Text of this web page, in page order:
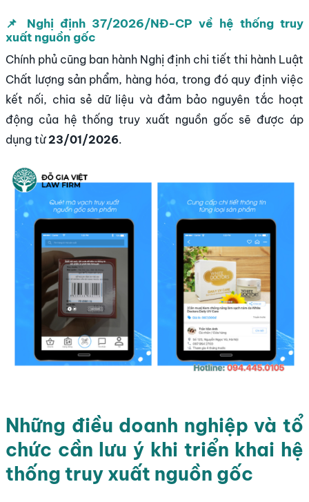
📌 Nghị định 37/2026/NĐ-CP về hệ thống truy
xuất nguồn gốc
Chính phủ cũng ban hành Nghị định chi tiết thi hành Luật
Chất lượng sản phẩm, hàng hóa, trong đó quy định việc
kết nối, chia sẻ dữ liệu và đảm bảo nguyên tắc hoạt
động của hệ thống truy xuất nguồn gốc sẽ được áp
dụng từ 23/01/2026.
Những điều doanh nghiệp và tổ
chức cần lưu ý khi triển khai hệ
thống truy xuất nguồn gốc